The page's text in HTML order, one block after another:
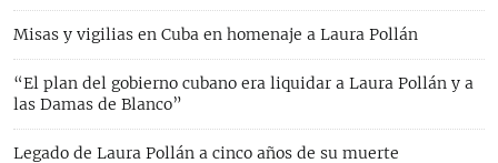
Misas y vigilias en Cuba en homenaje a Laura Pollán
“El plan del gobierno cubano era liquidar a Laura Pollán y a
las Damas de Blanco”
Legado de Laura Pollán a cinco años de su muerte